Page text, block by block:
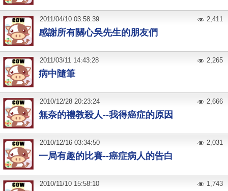
感謝所有關心吳先生的朋友們
2011/04/10 03:58:39 2,411
病中隨筆
2011/03/11 14:43:28 2,265
無奈的禮教殺人--我得癌症的原因
2010/12/28 20:23:24 2,666
一局有趣的比賽--癌症病人的告白
2010/12/16 03:34:50 2,031
2010/11/10 15:58:10 1,743